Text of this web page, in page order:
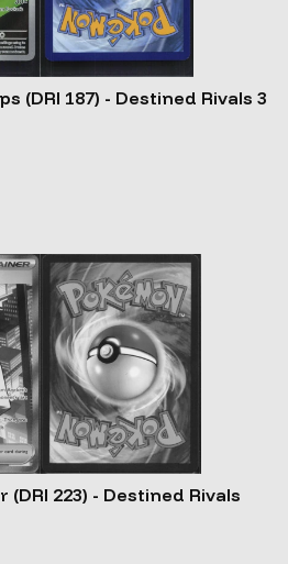
(DRI 187) - Destined Rivals 3
223) - Destined Rivals